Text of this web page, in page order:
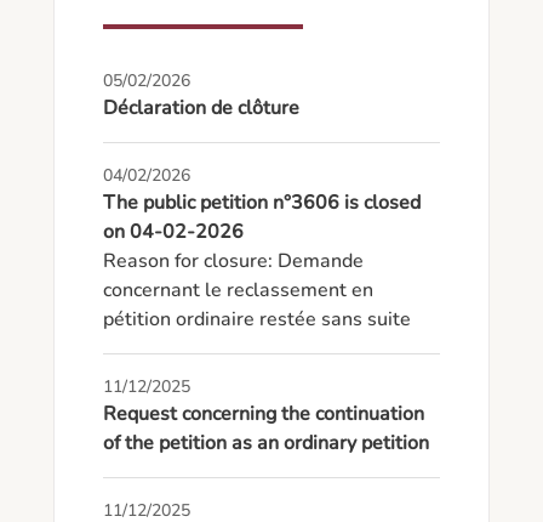
05/02/2026
Déclaration de clôture
04/02/2026
The public petition n°3606 is closed
on 04-02-2026
Reason for closure: Demande
concernant le reclassement en
pétition ordinaire restée sans suite
11/12/2025
Request concerning the continuation
of the petition as an ordinary petition
11/12/2025